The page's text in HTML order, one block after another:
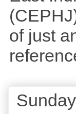
of just